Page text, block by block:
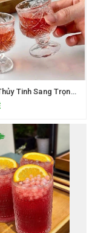
Bộ 6 Ly Thủy Tinh Sang Trọng Loại 40ML Uống SHOT Phong Cách Bắc Âu Ly Rượu Mini Hàng Cao Cấp